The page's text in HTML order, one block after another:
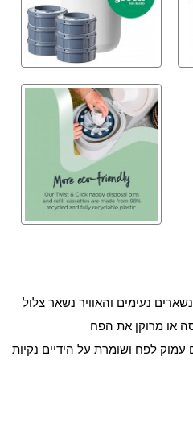
נעימים והאוויר נשאר צלול
או מרוקן את הפח
לפח ושומרת על הידיים נקיות